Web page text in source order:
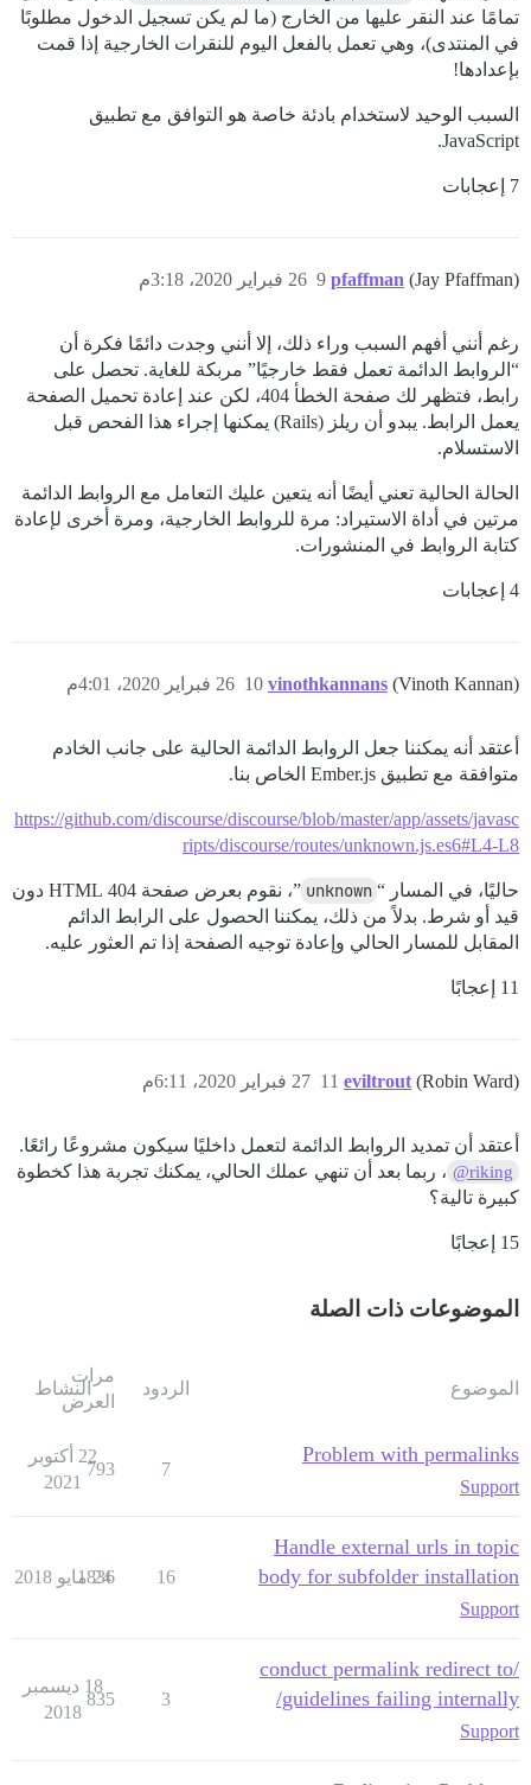
تمامًا عند النقر عليها من الخارج (ما لم يكن تسجيل الدخول مطلوبًا
في المنتدى)، وهي تعمل بالفعل اليوم للنقرات الخارجية إذا قمت
بإعدادها!
السبب الوحيد لاستخدام بادئة خاصة هو التوافق مع تطبيق
JavaScript.
7 إعجابات
pfaffman (Jay Pfaffman) 26 فبراير 2020، 3:18م 9
رغم أنني أفهم السبب وراء ذلك، إلا أنني وجدت دائمًا فكرة أن
“الروابط الدائمة تعمل فقط خارجيًا” مربكة للغاية. تحصل على
رابط، فتظهر لك صفحة الخطأ 404، لكن عند إعادة تحميل الصفحة
يعمل الرابط. يبدو أن ريلز (Rails) يمكنها إجراء هذا الفحص قبل
الاستسلام.
الحالة الحالية تعني أيضًا أنه يتعين عليك التعامل مع الروابط الدائمة
مرتين في أداة الاستيراد: مرة للروابط الخارجية، ومرة أخرى لإعادة
كتابة الروابط في المنشورات.
4 إعجابات
vinothkannans (Vinoth Kannan) 26 فبراير 2020، 4:01م 10
أعتقد أنه يمكننا جعل الروابط الدائمة الحالية على جانب الخادم
متوافقة مع تطبيق Ember.js الخاص بنا.
https://github.com/discourse/discourse/blob/master/app/assets/javasc
ripts/discourse/routes/unknown.js.es6#L4-L8
حاليًا، في المسار “ unknown
”، نقوم بعرض صفحة 404 HTML دون
قيد أو شرط. بدلاً من ذلك، يمكننا الحصول على الرابط الدائم
المقابل للمسار الحالي وإعادة توجيه الصفحة إذا تم العثور عليه.
11 إعجابًا
eviltrout (Robin Ward) 27 فبراير 2020، 6:11م 11
أعتقد أن تمديد الروابط الدائمة لتعمل داخليًا سيكون مشروعًا رائعًا.
@riking ، ربما بعد أن تنهي عملك الحالي، يمكنك تجربة هذا كخطوة
كبيرة تالية؟
15 إعجابًا
الموضوعات ذات الصلة
الموضوع الردود
مرات
العرض
النشاط
Problem with permalinks
Support
7
793
22 أكتوبر
2021
Handle external urls in topic
body for subfolder installation
Support
16
1836
24 مايو 2018
/conduct permalink redirect to
/guidelines failing internally
Support
3
835
18 ديسمبر
2018